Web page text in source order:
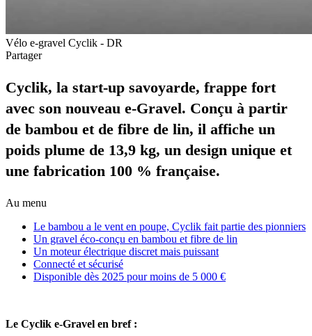
Vélo e-gravel Cyclik - DR
Partager
Cyclik, la start-up savoyarde, frappe fort
avec son nouveau e-Gravel. Conçu à partir
de bambou et de fibre de lin, il affiche un
poids plume de 13,9 kg, un design unique et
une fabrication 100 % française.
Au menu
Le bambou a le vent en poupe, Cyclik fait partie des pionniers
Un gravel éco-conçu en bambou et fibre de lin
Un moteur électrique discret mais puissant
Connecté et sécurisé
Disponible dès 2025 pour moins de 5 000 €
Le Cyclik e-Gravel en bref :